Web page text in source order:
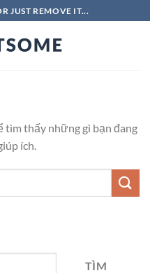
JUST REMOVE IT...
thấy những gì bạn đang
ích.
TÌM